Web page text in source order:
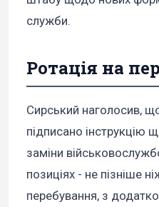
служби.
Ротація на
Сирський наголосив,
підписано інструкцію
заміни
позиціях - не пізніше
перебування, з